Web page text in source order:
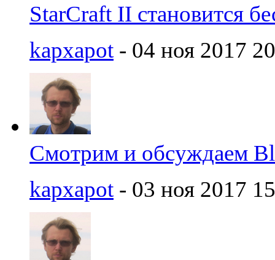
StarCraft II становится
kapxapot - 04 ноя 2017
Смотрим и обсуждаем
kapxapot - 03 ноя 2017